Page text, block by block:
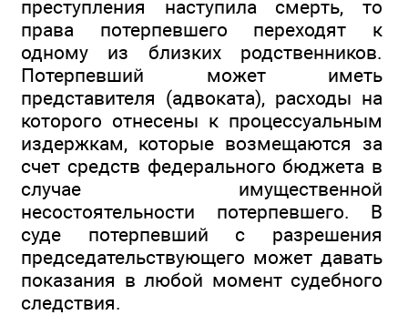
преступления наступила смерть, то
права потерпевшего переходят к
одному из близких родственников.
Потерпевший может иметь
представителя (адвоката), расходы на
которого отнесены к процессуальным
издержкам, которые возмещаются за
счет средств федерального бюджета в
случае имущественной
несостоятельности потерпевшего. В
суде потерпевший с разрешения
председательствующего может давать
показания в любой момент судебного
следствия.